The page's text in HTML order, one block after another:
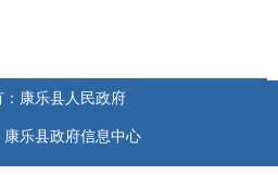
：康乐县人民政府
康乐县政府信息中心